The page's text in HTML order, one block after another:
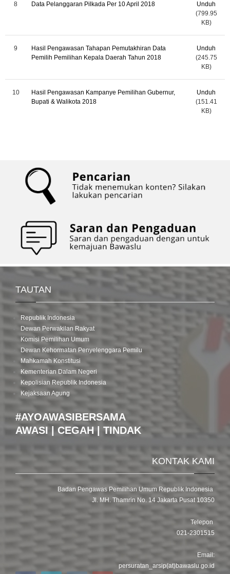
8 Data Pelanggaran Pilkada Per 10 April 2018
Unduh
(799.95
KB)
9
Hasil Pengawasan Tahapan Pemutakhiran Data
Pemilih Pemilihan Kepala Daerah Tahun 2018
Unduh
(245.75
KB)
10
Hasil Pengawasan Kampanye Pemilihan Gubernur,
Bupati & Walikota 2018
Unduh
(151.41
KB)
TAUTAN
Republik Indonesia
Dewan Perwakilan Rakyat
Komisi Pemilihan Umum
Dewan Kehormatan Penyelenggara Pemilu
Mahkamah Konstitusi
Kementerian Dalam Negeri
Kepolisian Republik Indonesia
Kejaksaan Agung
#AYOAWASIBERSAMA
AWASI | CEGAH | TINDAK
KONTAK KAMI
Badan Pengawas Pemilihan Umum Republik Indonesia
Jl. MH. Thamrin No. 14 Jakarta Pusat 10350
Telepon
021-2301515
Email:
persuratan_arsip(at)bawaslu.go.id